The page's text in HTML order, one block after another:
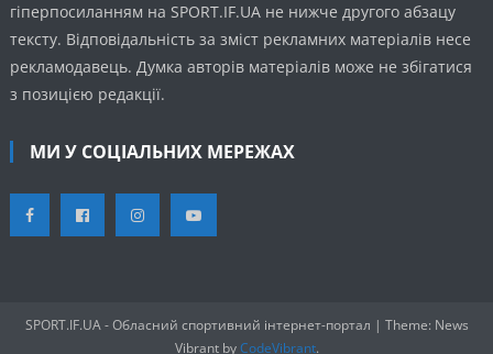
гіперпосиланням на SPORT.IF.UA не нижче другого абзацу
тексту. Відповідальність за зміст рекламних матеріалів несе
рекламодавець. Думка авторів матеріалів може не збігатися
з позицією редакції.
МИ У СОЦІАЛЬНИХ МЕРЕЖАХ
SPORT.IF.UA - Обласний спортивний інтернет-портал | Theme: News
Vibrant byCodeVibrant.